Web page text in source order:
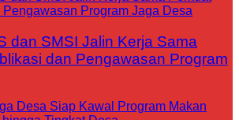
dan SMSI Jalin Kerja Sama
dan Pengawasan Program